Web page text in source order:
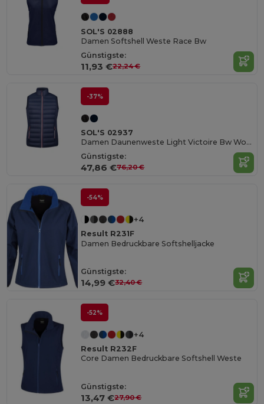
SOL'S 02888
Damen Softshell Weste Race Bw
Günstigste:
11,93 €22,24 €
-37%
SOL'S 02937
Damen Daunenweste Light Victoire Bw Women
Günstigste:
47,86 €76,20 €
-54%
+4
Result R231F
Damen Bedruckbare Softshelljacke
Günstigste:
14,99 €32,40 €
-52%
+4
Result R232F
Core Damen Bedruckbare Softshell Weste
Günstigste:
13,47 €27,90 €